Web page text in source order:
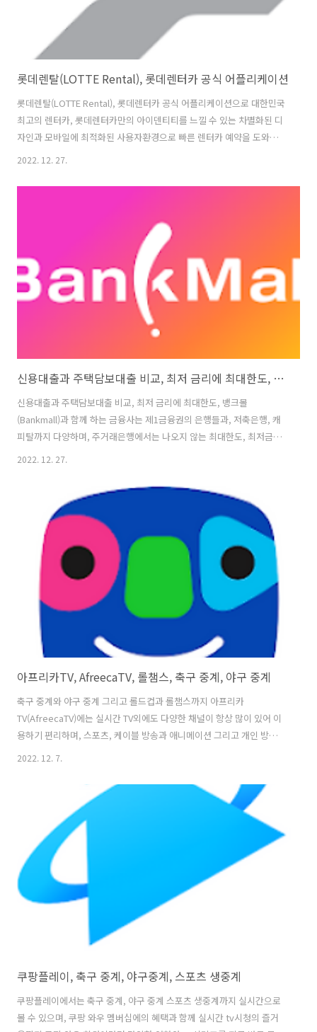
롯데렌탈(LOTTE Rental), 롯데렌터카 공식 어플리케이션
롯데렌탈(LOTTE Rental), 롯데렌터카 공식 어플리케이션으로 대한민국
최고의 렌터카, 롯데렌터카만의 아이덴티티를 느낄 수 있는 차별화된 디
자인과 모바일에 최적화된 사용자환경으로 빠른 렌터카 예약을 도와준
다고 합니다. 롯데렌탈의 롯데렌터카 전국 지점의 실시간 차량 예약이 가
있으며, 최근 인기있는 신차장기렌터카로 원하는 차종을 초기 부담없이
시판을 이용하면, 자동차 이용에 도움이 되는 정보와 꿀팁을 얻을 수도
있습니다. 1. 롯데렌탈(LOTTE Rental), 롯데렌터카 공식 어플리케이션
버전 4.2.7 업데이트 날짜 2022. 10. 25. 필요한 Androi..
2022. 12. 27.
신용대출과 주택담보대출 비교, 최저 금리에 최대한도, 뱅크몰(Bankmall)
신용대출과 주택담보대출 비교, 최저 금리에 최대한도, 뱅크몰
(Bankmall)과 함께 하는 금융사는 제1금융권의 은행들과, 저축은행, 캐
피탈까지 다양하며, 주거래은행에서는 나오지 않는 최대한도, 최저금리
모두 한번에 정확하게 알아보는 대출비교 플랫폼 뱅크몰입니다. 당뱅크
면 언제든지 자유롭게 이용하고 미리 준비해 보실 수 있으며, 시세조회와
신용점수 확인, 부동산계산기 등 다양한 정보를 제공하고 있습니다. 신용
대출과 주택담보대출 비교를 통한 최저 금리에 최대한도로 뱅크몰에서
는 내집마련의 모든 것을 담고 있으므로 간편하게 활용해 보실 수 있습니
다. 1. 신용대출과 주택담보대출 비교, 최저 금리에 최대한도, 뱅크몰
(Bankmall) 버전 2...
2022. 12. 27.
아프리카TV, AfreecaTV, 롤챔스, 축구 중계, 야구 중계
축구 중계와 야구 중계 그리고 롤드컵과 롤챔스까지 아프리카
TV(AfreecaTV)에는 실시간 TV외에도 다양한 채널이 항상 많이 있어 이
용하기 편리하며, 스포츠, 케이블 방송과 애니메이션 그리고 개인 방송
라이브 채널까지 정말 다양한 방송을 보실 수 있습니다. 또, 방송하기 기
바일 화면을 방송 할 수 있는 매우 편리하고 쉬우며, 모바일 게임 방송을
진행 할 시 매우 유용하게 사용 할 수 있는 부분 입니다. 그리고 아프리카
티비에는 방송 보면서 문자도 보낼 수 있도록 팝업 모드로 더욱 자유롭게
편리하게 방송을 시청하면서 다른 앱을 사용하거나 하는 멀티태스킹도
가능합니다. 1. 축구 중계, 야구 중계, 롤드컵과 롤챔스, 아프리카
TV(Afr..
2022. 12. 7.
쿠팡플레이, 축구 중계, 야구중계, 스포츠 생중계
쿠팡플레이에서는 축구 중계, 야구 중계 스포츠 생중계까지 실시간으로
볼 수 있으며, 쿠팡 와우 멤버십에의 혜택과 함께 실시간 tv시청의 즐거